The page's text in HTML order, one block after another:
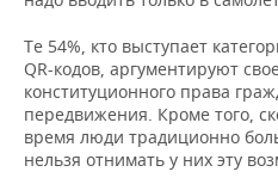
ONLINE-КОНФЕРЕНЦИИ
ОТКРЫТАЯ ЛЕКЦИЯ
ХОККЕЙ
БАСКЕТБОЛ
ВОЛЕЙБОЛ
КИБЕРСПОРТ
ВЛАСТЬ
ИНФРАСТРУКТУРА
ИСТОРИЯ
КУЛЬТУРА
СЮЖЕТЫ
СПРАВОЧНИК
СПИСОК ПЕРСОН
СПИСОК КОМПАНИЙ
ПОЛНАЯ ВЕРСИЯ
Те 54%, кто выступает
QR-кодов, аргументируют
конституционного права
передвижения. Кроме того,
время люди традиционно
нельзя отнимать у них эту